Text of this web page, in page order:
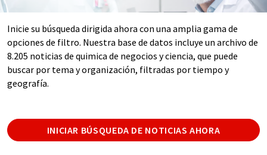
Inicie su búsqueda dirigida ahora con una amplia gama de
opciones de filtro. Nuestra base de datos incluye un archivo de
8.205 noticias de quimica de negocios y ciencia, que puede
buscar por tema y organización, filtradas por tiempo y
geografía.
INICIAR BÚSQUEDA DE NOTICIAS AHORA